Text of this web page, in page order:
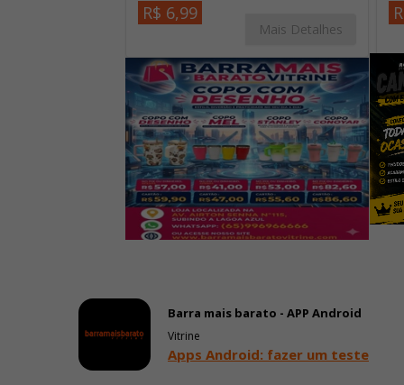
R$ 6,99
Mais Detalhes
Barra mais barato - APP Android
Vitrine
Apps Android: fazer um teste